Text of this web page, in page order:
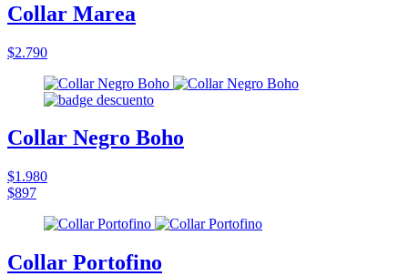
Collar Marea
$2.790
Collar Negro Boho
$1.980
$897
Collar Portofino